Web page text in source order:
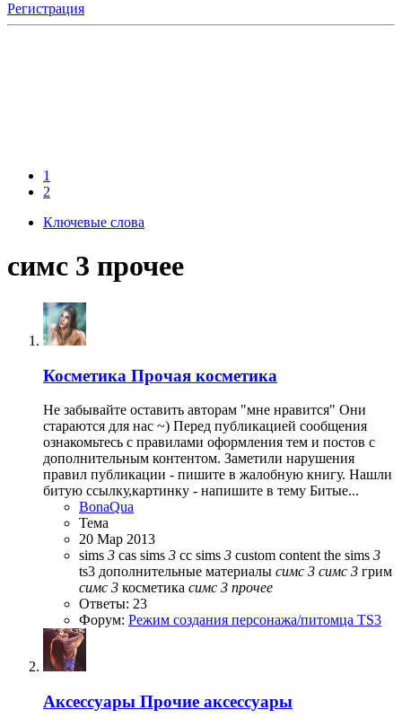
Регистрация
1
2
Ключевые слова
симс 3 прочее
Косметика Прочая косметика
Не забывайте оставить авторам "мне нравится" Они
стараются для нас ~) Перед публикацией сообщения
ознакомьтесь с правилами оформления тем и постов с
дополнительным контентом. Заметили нарушения
правил публикации - пишите в жалобную книгу. Нашли
битую ссылку,картинку - напишите в тему Битые...
BonaQua
Тема
20 Мар 2013
sims 3 cas sims 3 cc sims 3 custom content the sims 3
ts3 дополнительные материалы симс 3 симс 3 грим
симс 3 косметика симс 3 прочее
Ответы: 23
Форум: Режим создания персонажа/питомца TS3
Аксессуары Прочие аксессуары